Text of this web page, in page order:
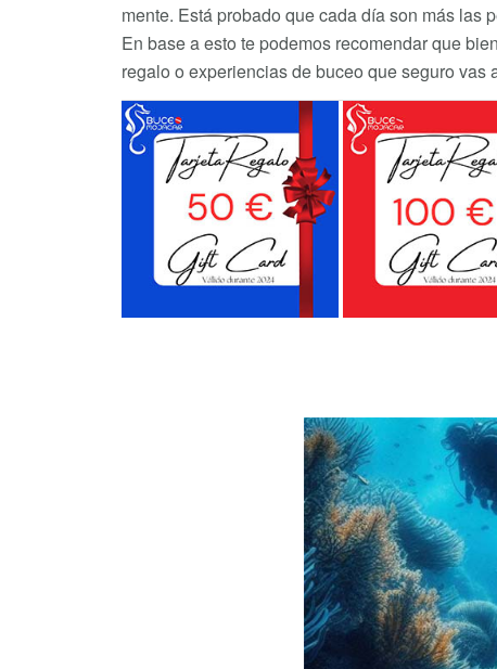
mente. Está probado que cada día son más las
En base a esto te podemos recomendar que
regalo o experiencias de buceo que seguro vas